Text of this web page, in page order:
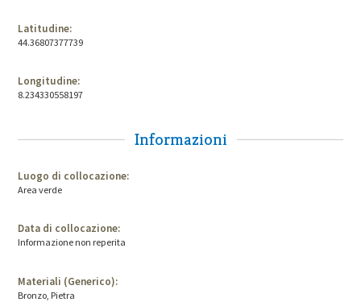
Latitudine:
44.36807377739
Longitudine:
8.234330558197
Informazioni
Luogo di collocazione:
Area verde
Data di collocazione:
Informazione non reperita
Materiali (Generico):
Bronzo, Pietra